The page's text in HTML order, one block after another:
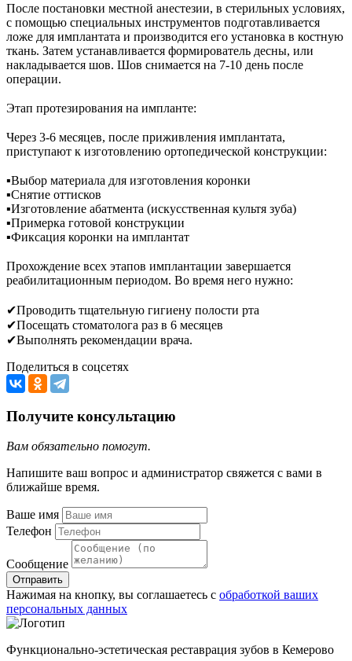
После постановки местной анестезии, в стерильных условиях,
с помощью специальных инструментов подготавливается
ложе для имплантата и производится его установка в костную
ткань. Затем устанавливается формирователь десны, или
накладывается шов. Шов снимается на 7-10 день после
операции.
Этап протезирования на импланте:
Через 3-6 месяцев, после приживления имплантата,
приступают к изготовлению ортопедической конструкции:
▪︎Выбор материала для изготовления коронки
▪︎Снятие оттисков
▪︎Изготовление абатмента (искусственная культя зуба)
▪︎Примерка готовой конструкции
▪︎Фиксация коронки на имплантат
Прохождение всех этапов имплантации завершается
реабилитационным периодом. Во время него нужно:
✔Проводить тщательную гигиену полости рта
✔Посещать стоматолога раз в 6 месяцев
✔Выполнять рекомендации врача.
Поделиться в соцсетях
Получите консультацию
Вам обязательно помогут.
Напишите ваш вопрос и администратор свяжется с вами в
ближайше время.
Ваше имя
Телефон
Сообщение
Отправить
Нажимая на кнопку, вы соглашаетесь с обработкой ваших
персональных данных
Функционально-эстетическая реставрация зубов в Кемерово